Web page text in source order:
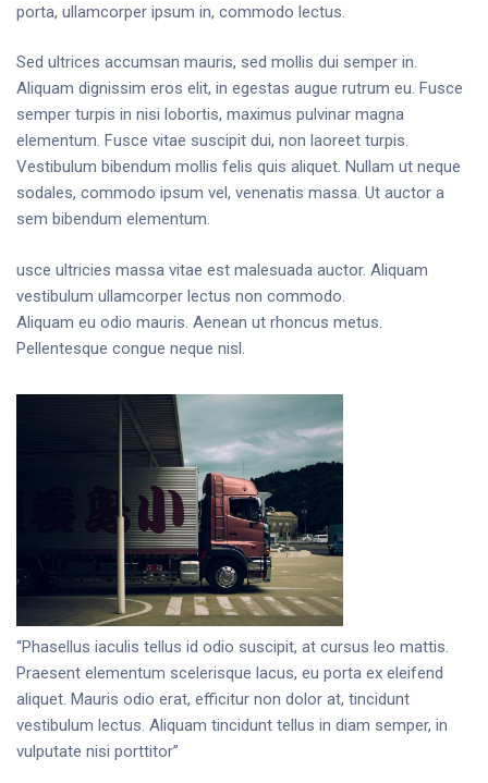
porta, ullamcorper ipsum in, commodo lectus.
Sed ultrices accumsan mauris, sed mollis dui semper in.
Aliquam dignissim eros elit, in egestas augue rutrum eu. Fusce
semper turpis in nisi lobortis, maximus pulvinar magna
elementum. Fusce vitae suscipit dui, non laoreet turpis.
Vestibulum bibendum mollis felis quis aliquet. Nullam ut neque
sodales, commodo ipsum vel, venenatis massa. Ut auctor a
sem bibendum elementum.
usce ultricies massa vitae est malesuada auctor. Aliquam
vestibulum ullamcorper lectus non commodo.
Aliquam eu odio mauris. Aenean ut rhoncus metus.
Pellentesque congue neque nisl.
“Phasellus iaculis tellus id odio suscipit, at cursus leo mattis.
Praesent elementum scelerisque lacus, eu porta ex eleifend
aliquet. Mauris odio erat, efficitur non dolor at, tincidunt
vestibulum lectus. Aliquam tincidunt tellus in diam semper, in
vulputate nisi porttitor”